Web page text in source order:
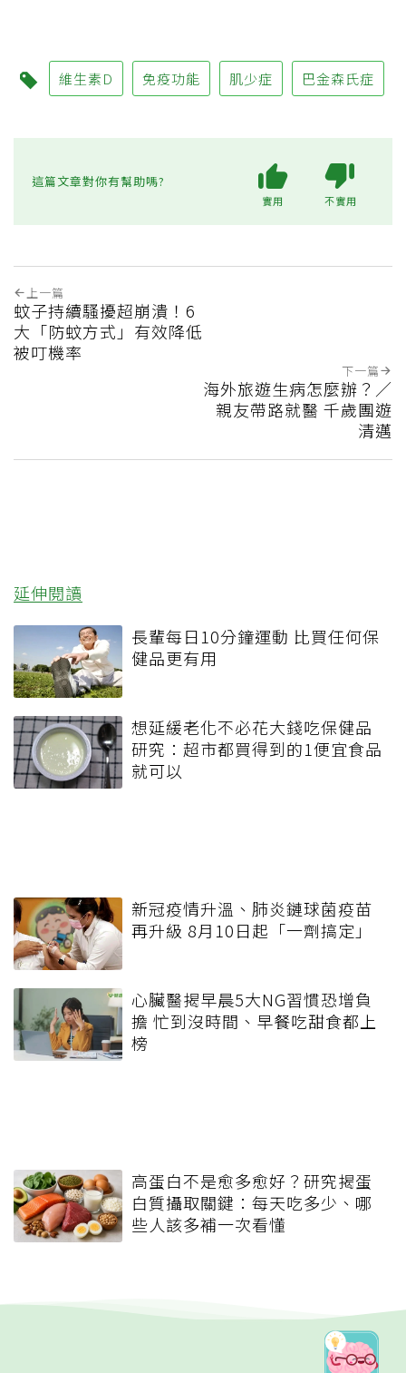
維生素D 免疫功能 肌少症 巴金森氏症
這篇文章對你有幫助嗎?
實用 不實用
上一篇
蚊子持續騷擾超崩潰！6
大「防蚊方式」有效降低
被叮機率
下一篇
海外旅遊生病怎麼辦？／
親友帶路就醫 千歲團遊
清邁
延伸閱讀
長輩每日10分鐘運動 比買任何保
健品更有用
想延緩老化不必花大錢吃保健品
研究：超市都買得到的1便宜食品
就可以
新冠疫情升溫、肺炎鏈球菌疫苗
再升級 8月10日起「一劑搞定」
心臟醫揭早晨5大NG習慣恐增負
擔 忙到沒時間、早餐吃甜食都上
榜
高蛋白不是愈多愈好？研究揭蛋
白質攝取關鍵：每天吃多少、哪
些人該多補一次看懂